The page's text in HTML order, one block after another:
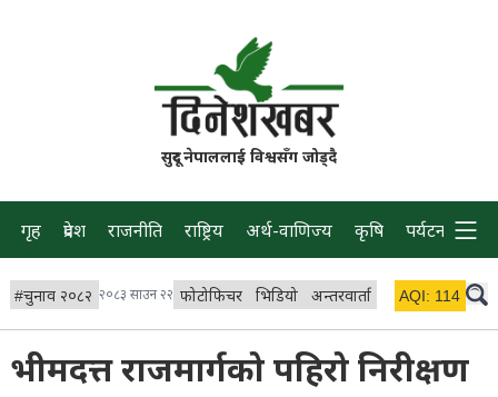
सुदूर नेपाललाई विश्वसँग जोड्दै
गृह प्रदेश राजनीति राष्ट्रिय अर्थ-वाणिज्य कृषि पर्यटन प्रवास
#चुनाव २०८२ २०८३ साउन २२ फोटोफिचर भिडियो अन्तरवार्ता विचार/ब्लग
AQI: 114
भीमदत्त राजमार्गको पहिरो निरीक्षण